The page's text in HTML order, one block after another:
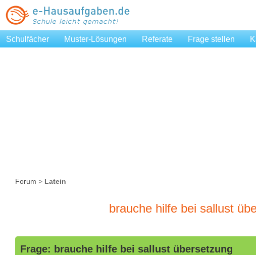
Schulfächer Muster-Lösungen Referate Frage stellen
Forum > Latein
brauche hilfe bei sallust
Frage: brauche hilfe bei sallust übersetzung